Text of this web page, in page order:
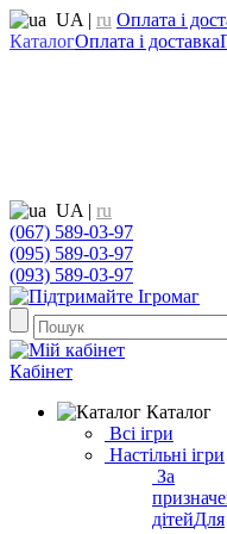
UA | ru Оплата і
КаталогОплата і доставка
UA | ru
(067) 589-03-97
(095) 589-03-97
(093) 589-03-97
Кабінет
Каталог
Всі ігри
Настільні ігри
За
дітейДля